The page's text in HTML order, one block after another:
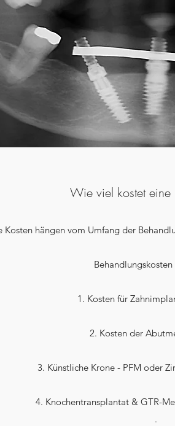
Wie viel kostet eine
Kosten hängen vom Umfang der
1. Kosten für
2. Kosten der
3. Künstliche Krone - PFM oder
4. Knochentransplantat & GTR-
.